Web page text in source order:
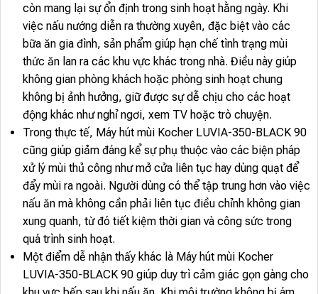
còn mang lại sự ổn định trong sinh hoạt hằng ngày. Khi
việc nấu nướng diễn ra thường xuyên, đặc biệt vào các
bữa ăn gia đình, sản phẩm giúp hạn chế tình trạng mùi
thức ăn lan ra các khu vực khác trong nhà. Điều này giúp
không gian phòng khách hoặc phòng sinh hoạt chung
không bị ảnh hưởng, giữ được sự dễ chịu cho các hoạt
động khác như nghỉ ngơi, xem TV hoặc trò chuyện.
Trong thực tế, Máy hút mùi Kocher LUVIA-350-BLACK 90
cũng giúp giảm đáng kể sự phụ thuộc vào các biện pháp
xử lý mùi thủ công như mở cửa liên tục hay dùng quạt để
đẩy mùi ra ngoài. Người dùng có thể tập trung hơn vào việc
nấu ăn mà không cần phải liên tục điều chỉnh không gian
xung quanh, từ đó tiết kiệm thời gian và công sức trong
quá trình sinh hoạt.
Một điểm dễ nhận thấy khác là Máy hút mùi Kocher
LUVIA-350-BLACK 90 giúp duy trì cảm giác gọn gàng cho